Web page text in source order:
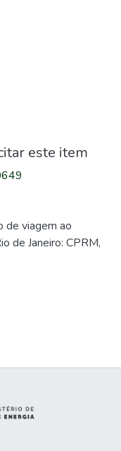
este item
de viagem ao
de Janeiro: CPRM,